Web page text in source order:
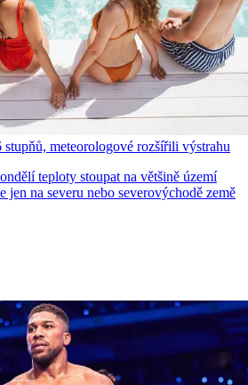
meteorologové rozšířili výstrahu
teploty stoupat na většině území
jen na severu nebo severovýchodě země